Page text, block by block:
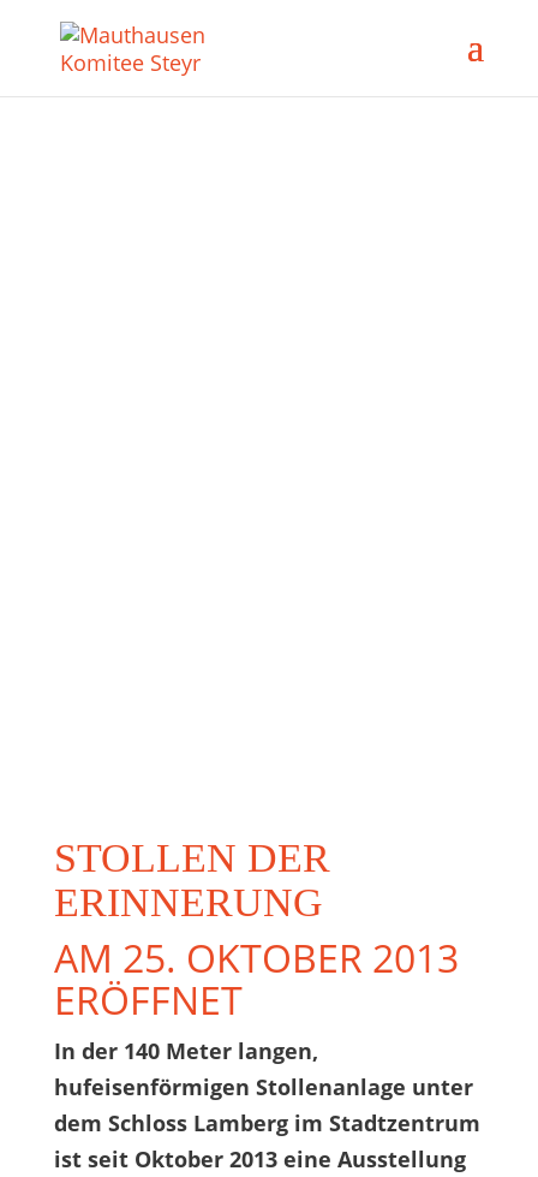
STOLLEN DER
ERINNERUNG
AM 25. OKTOBER 2013
ERÖFFNET
In der 140 Meter langen,
hufeisenförmigen Stollenanlage unter
dem Schloss Lamberg im Stadtzentrum
ist seit Oktober 2013 eine Ausstellung